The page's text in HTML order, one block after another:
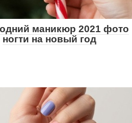
маникюр 2021 фото
ногти на новый год